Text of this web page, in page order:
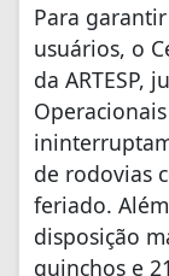
Para
usuários, o
da ARTESP,
de rodovias
feriado.
disposição
guinchos e